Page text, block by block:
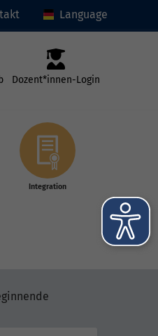
Language
Dozent*innen-Login
Integration